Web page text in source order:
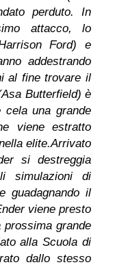
perduto. In
attacco, lo
Ford) e
addestrando
al fine trovare il
Butterfield) è
cela una grande
viene estratto
elite.Arrivato
si destreggia
simulazioni di
guadagnando il
viene presto
grande
alla Scuola di
dallo stesso